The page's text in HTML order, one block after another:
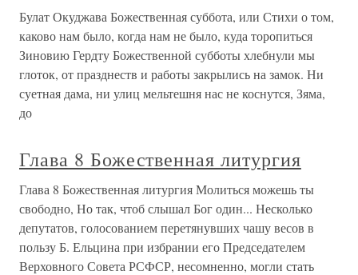
Булат Окуджава Божественная суббота, или Стихи о том,
каково нам было, когда нам не было, куда торопиться
Зиновию Гердту Божественной субботы хлебнули мы
глоток, от празднеств и работы закрылись на замок. Ни
суетная дама, ни улиц мельтешня нас не коснутся, Зяма,
до
Глава 8 Божественная литургия
Глава 8 Божественная литургия Молиться можешь ты
свободно, Но так, чтоб слышал Бог один... Несколько
депутатов, голосованием перетянувших чашу весов в
пользу Б. Ельцина при избрании его Председателем
Верховного Совета РСФСР, несомненно, могли стать